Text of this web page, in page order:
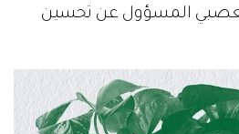
العصبي المسؤول عن تحسين